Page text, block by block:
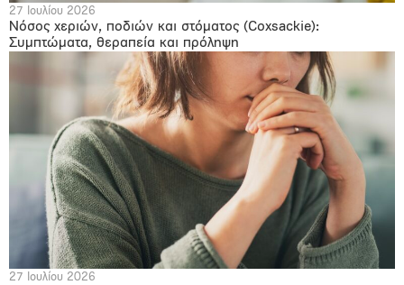
27 Ιουλίου 2026
Νόσος χεριών, ποδιών και στόματος (Coxsackie):
Συμπτώματα, θεραπεία και πρόληψη
27 Ιουλίου 2026